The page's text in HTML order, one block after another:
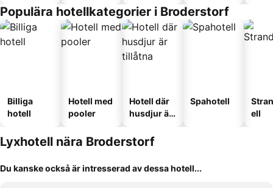
Populära hotellkategorier i Broderstorf
Billiga
hotell
Hotell med
pooler
Hotell där
husdjur är
Spahotell
ell
Lyxhotell nära Broderstorf
Du kanske också är intresserad av dessa hotell...